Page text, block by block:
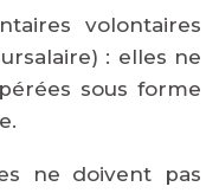
volontaires
: elles ne
sous forme
ne doivent pas